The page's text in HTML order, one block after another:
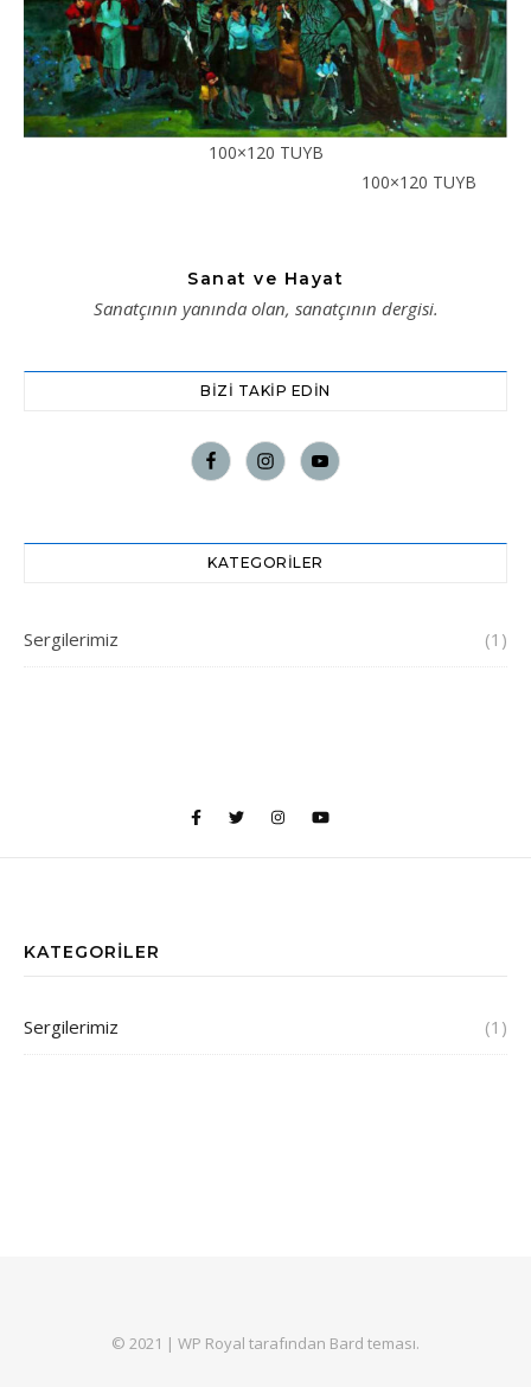
100×120 TUYB
100×120 TUYB
Sanat ve Hayat
Sanatçının yanında olan, sanatçının dergisi.
BIZI TAKIP EDIN
KATEGORILER
Sergilerimiz (1)
KATEGORILER
Sergilerimiz (1)
© 2021 | WP Royal tarafından Bard teması.